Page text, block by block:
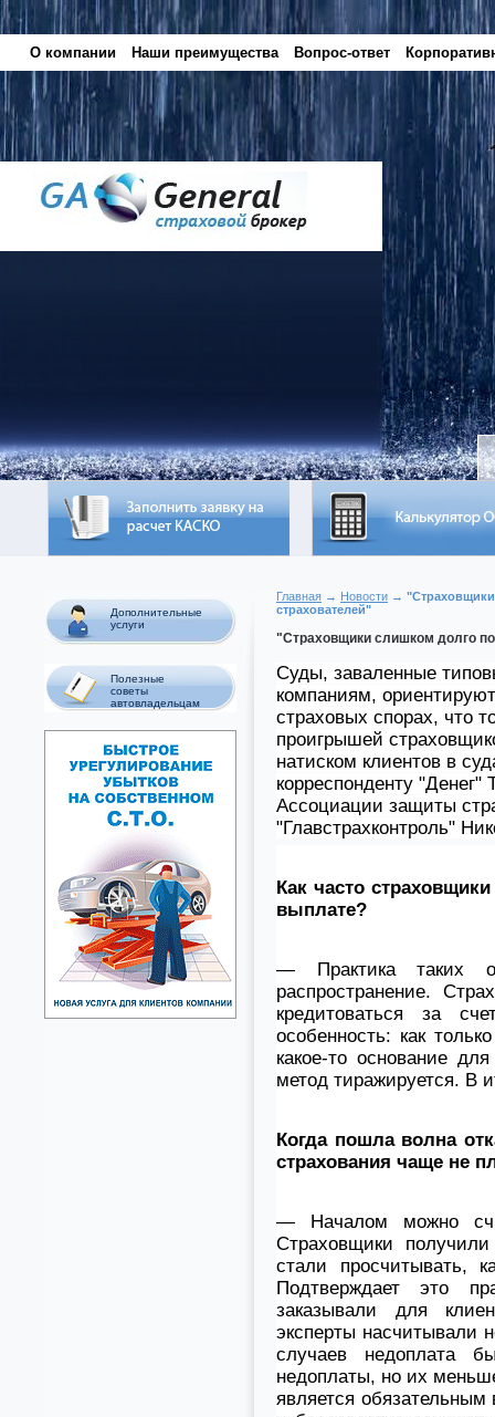
О компании Наши преимущества Вопрос-ответ
Дополнительные
услуги
Полезные
советы
автовладельцам
Главная → Новости →
страхователей"
"Страховщики слишком долго
Суды, заваленные
компаниям,
страховых спорах, что
проигрышей
натиском клиентов в
корреспонденту "Денег"
Ассоциации защиты
"Главстрахконтроль"
Как часто
выплате?
— Практика таких
распространение.
кредитоваться за
особенность: как
какое-то основание
метод тиражируется. В
Когда пошла волна
страхования чаще не
— Началом можно
Страховщики
стали просчитывать,
Подтверждает это
заказывали для
эксперты насчитывали
случаев недоплата
недоплаты, но их
является